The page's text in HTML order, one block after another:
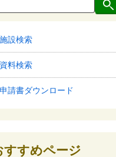
施設検索
資料検索
申請書ダウンロード
すすめページ